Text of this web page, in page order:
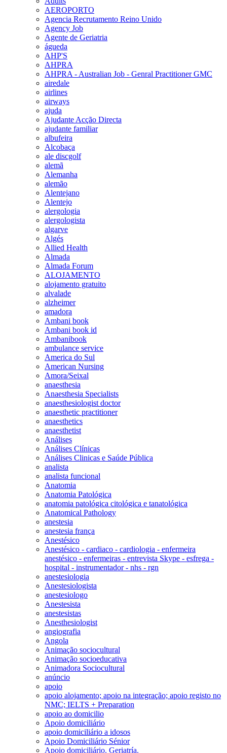
AEROPORTO
Agencia Recrutamento Reino Unido
Agency Job
Agente de Geriatria
águeda
AHP'S
AHPRA
AHPRA - Australian Job - Genral Practitioner GMC
airedale
airlines
airways
ajuda
Ajudante Acção Directa
ajudante familiar
albufeira
Alcobaça
ale discgolf
alemã
Alemanha
alemão
Alentejano
Alentejo
alergologia
alergologista
algarve
Algés
Allied Health
Almada
Almada Forum
ALOJAMENTO
alojamento gratuito
alvalade
alzheimer
amadora
Ambani book
Ambani book id
Ambanibook
ambulance service
America do Sul
American Nursing
Amora/Seixal
anaesthesia
Anaesthesia Specialists
anaesthesiologist doctor
anaesthetic practitioner
anaesthetics
anaesthetist
Análises
Análises Clínicas
Análises Clinicas e Saúde Pública
analista
analista funcional
Anatomia
Anatomia Patológica
anatomia patológica citológica e tanatológica
Anatomical Pathology
anestesia
anestesia frança
Anestésico
Anestésico - cardiaco - cardiologia - enfermeira
anestésico - enfermeiras - entrevista Skype - esfrega -
hospital - instrumentador - nhs - rgn
anestesiologia
Anestesiologista
anestesiologo
Anestesista
anestesistas
Anesthesiologist
angiografia
Angola
Animação sociocultural
Animação socioeducativa
Animadora Sociocultural
anúncio
apoio
apoio alojamento; apoio na integração; apoio registo no
NMC; IELTS + Preparation
apoio ao domicilio
Apoio domiciliário
apoio domiciliário a idosos
Apoio Domiciliário Sénior
Apoio domiciliário. Geriatría.